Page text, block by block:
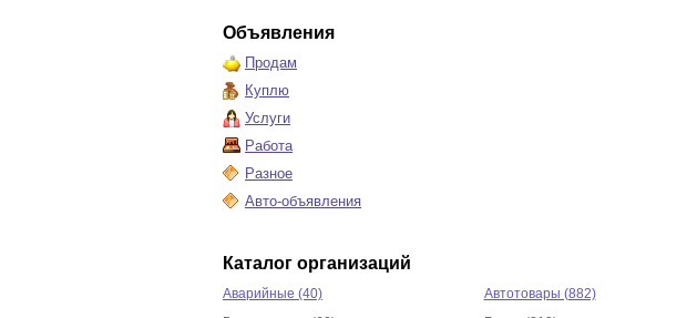
Объявления
Продам
Куплю
Услуги
Работа
Разное
Авто-объявления
Каталог организаций
Аварийные (40) Автотовары (882)